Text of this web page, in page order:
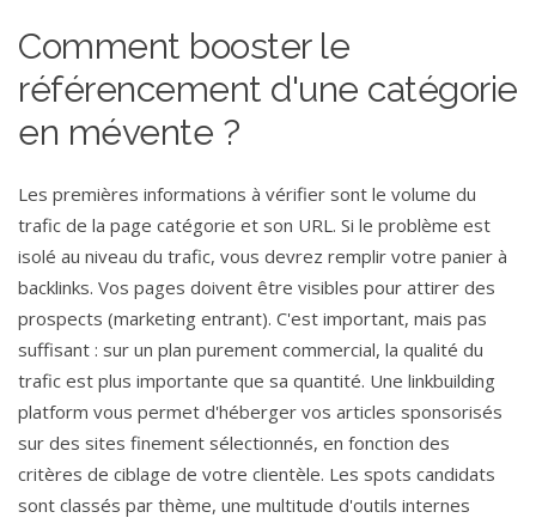
Comment booster le
référencement d'une catégorie
en mévente ?
Les premières informations à vérifier sont le volume du
trafic de la page catégorie et son URL. Si le problème est
isolé au niveau du trafic, vous devrez remplir votre panier à
backlinks. Vos pages doivent être visibles pour attirer des
prospects (marketing entrant). C'est important, mais pas
suffisant : sur un plan purement commercial, la qualité du
trafic est plus importante que sa quantité. Une linkbuilding
platform vous permet d'héberger vos articles sponsorisés
sur des sites finement sélectionnés, en fonction des
critères de ciblage de votre clientèle. Les spots candidats
sont classés par thème, une multitude d'outils internes